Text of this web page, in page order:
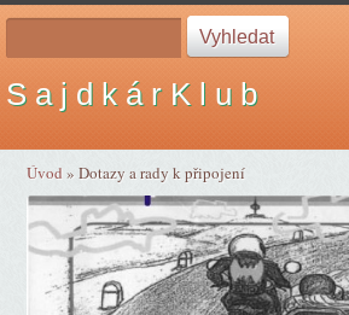
S a j d k á r K l u b
Úvod »Dotazy a rady k připojení